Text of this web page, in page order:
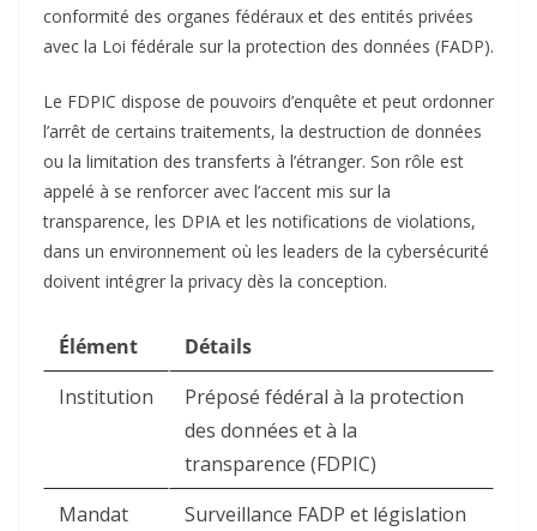
conformité des organes fédéraux et des entités privées
avec la Loi fédérale sur la protection des données (FADP).​
Le FDPIC dispose de pouvoirs d’enquête et peut ordonner
l’arrêt de certains traitements, la destruction de données
ou la limitation des transferts à l’étranger. Son rôle est
appelé à se renforcer avec l’accent mis sur la
transparence, les DPIA et les notifications de violations,
dans un environnement où les leaders de la cybersécurité
doivent intégrer la privacy dès la conception.​
Élément
Détails
Institution
Préposé fédéral à la protection
des données et à la
transparence (FDPIC) ​
Mandat
Surveillance FADP et législation